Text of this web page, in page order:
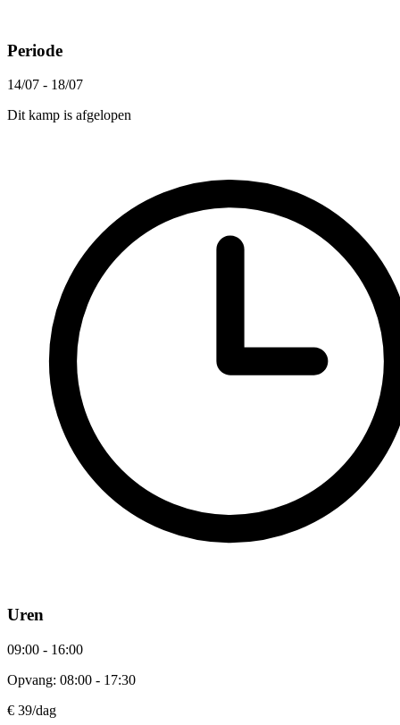
Periode
14/07 - 18/07
Dit kamp is afgelopen
Uren
09:00 - 16:00
Opvang: 08:00 - 17:30
€ 39/dag